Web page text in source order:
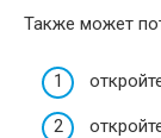
Также может